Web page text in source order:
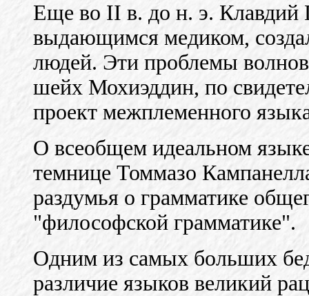
Еще во II в. до н. э. Клавдий
выдающимся медиком,
людей. Эти проблемы
шейх Мохиэддин, по
проект межплеменного
О всеобщем идеальном
темнице Томмазо
раздумья о грамматике
"философской грамматике".
Одним из самых больших
различие языков великий